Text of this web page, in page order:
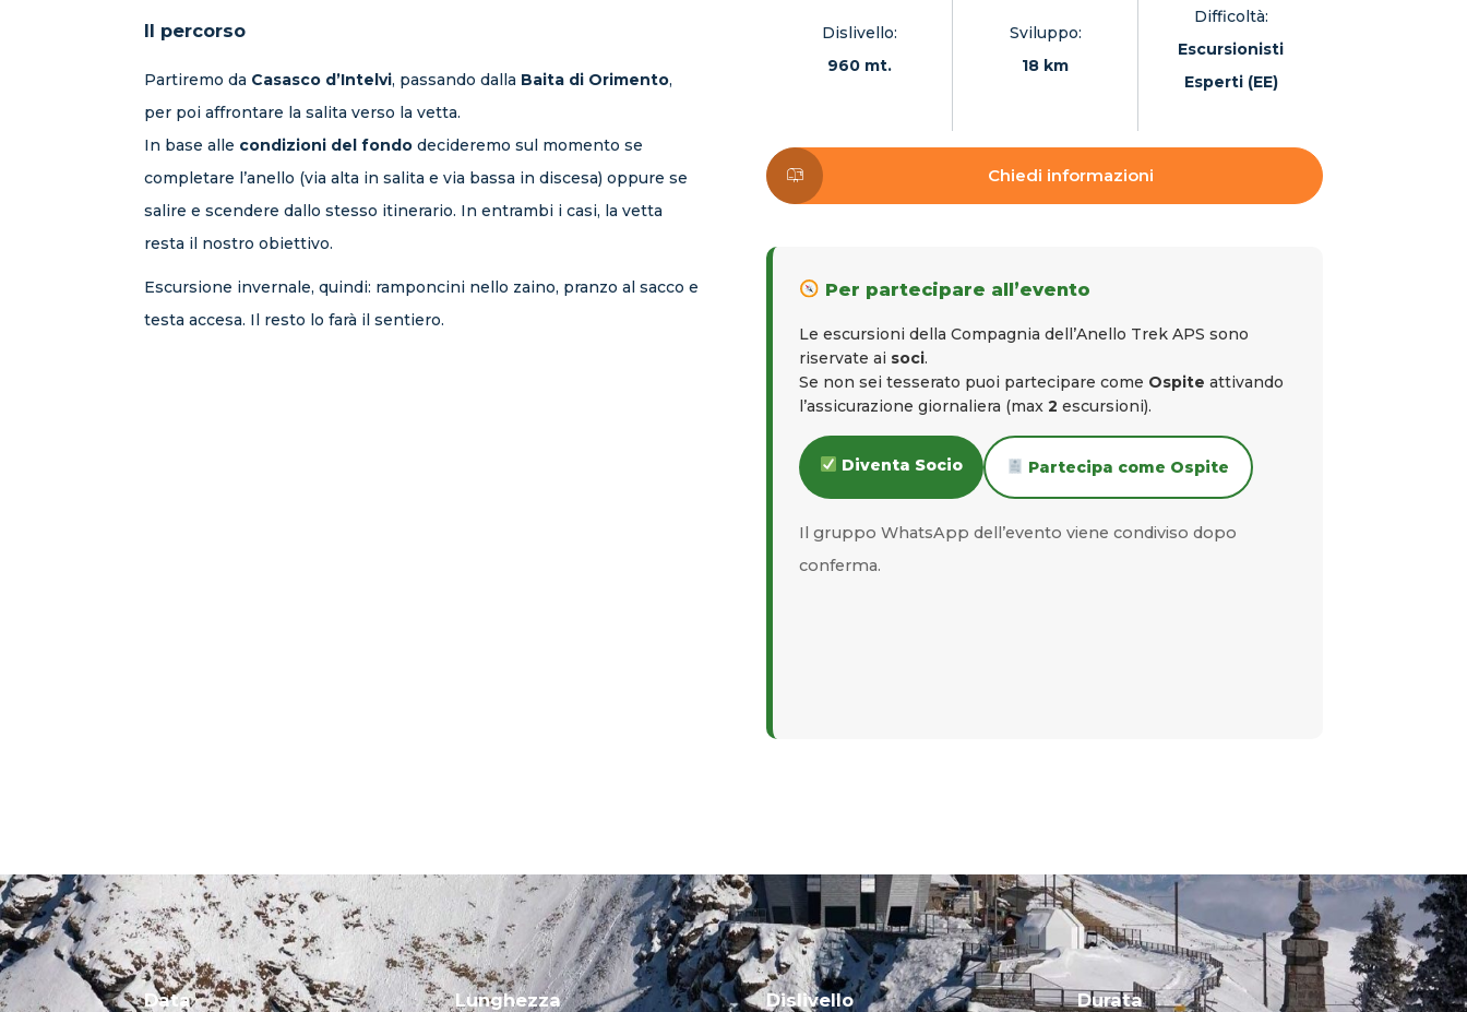
Il percorso
Partiremo da Casasco d’Intelvi, passando dalla Baita di Orimento,
per poi affrontare la salita verso la vetta.
In base alle condizioni del fondo decideremo sul momento se
completare l’anello (via alta in salita e via bassa in discesa) oppure se
salire e scendere dallo stesso itinerario. In entrambi i casi, la vetta
resta il nostro obiettivo.
Escursione invernale, quindi: ramponcini nello zaino, pranzo al sacco e
testa accesa. Il resto lo farà il sentiero.
Dislivello:
960 mt.
Sviluppo:
18 km
Difficoltà:
Escursionisti
Esperti (EE)
Chiedi informazioni
Per partecipare all’evento
Le escursioni della Compagnia dell’Anello Trek APS sono
riservate ai soci.
Se non sei tesserato puoi partecipare come Ospite attivando
l’assicurazione giornaliera (max 2 escursioni).
Diventa Socio Partecipa come Ospite
Il gruppo WhatsApp dell’evento viene condiviso dopo
conferma.
Data Lunghezza Dislivello Durata